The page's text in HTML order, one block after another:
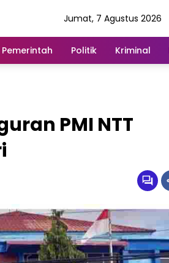
Jumat, 7 Agustus 2026
Pemerintah Politik Kriminal
PMI NTT